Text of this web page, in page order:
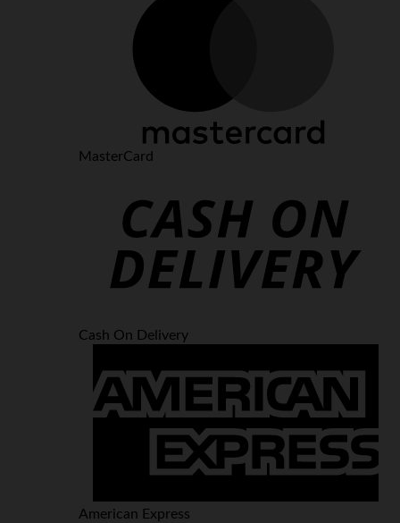
MasterCard
Cash On Delivery
American Express